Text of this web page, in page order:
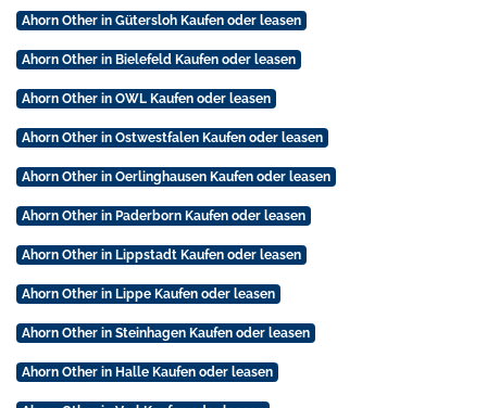
Ahorn Other in Gütersloh Kaufen oder leasen
Ahorn Other in Bielefeld Kaufen oder leasen
Ahorn Other in OWL Kaufen oder leasen
Ahorn Other in Ostwestfalen Kaufen oder leasen
Ahorn Other in Oerlinghausen Kaufen oder leasen
Ahorn Other in Paderborn Kaufen oder leasen
Ahorn Other in Lippstadt Kaufen oder leasen
Ahorn Other in Lippe Kaufen oder leasen
Ahorn Other in Steinhagen Kaufen oder leasen
Ahorn Other in Halle Kaufen oder leasen